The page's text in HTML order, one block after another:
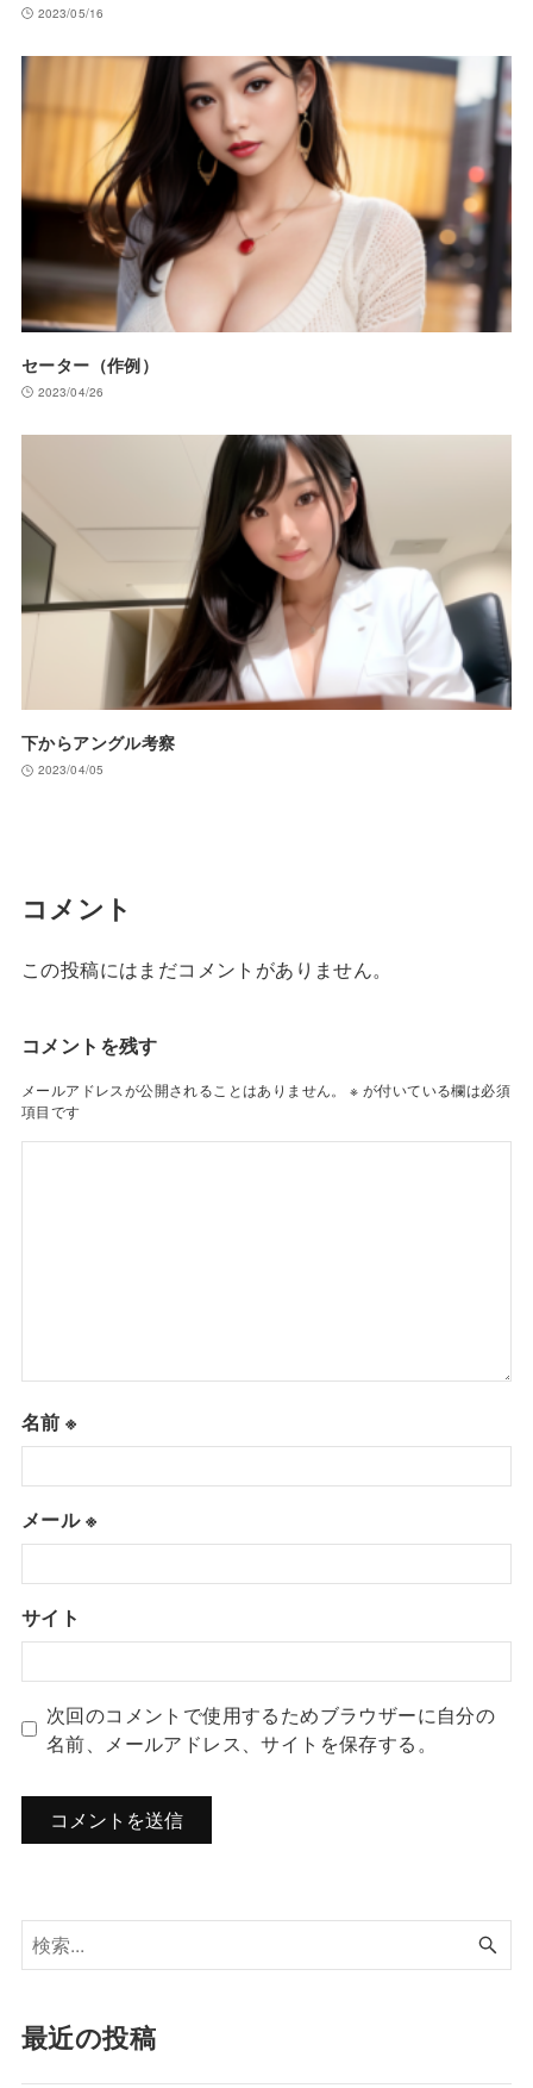
2023/05/16
セーター（作例）
2023/04/26
下からアングル考察
2023/04/05
コメント
この投稿にはまだコメントがありません。
コメントを残す
メールアドレスが公開されることはありません。 ※ が付いている欄は必須
項目です
名前※
メール※
サイト
次回のコメントで使用するためブラウザーに自分の
名前、メールアドレス、サイトを保存する。
最近の投稿